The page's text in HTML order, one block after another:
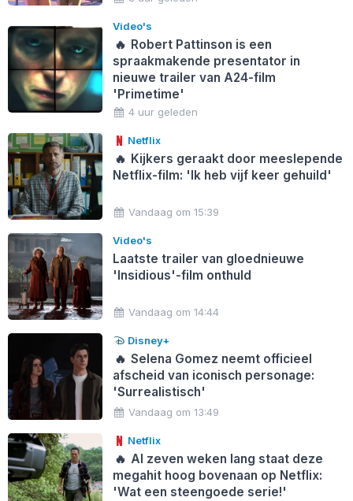
Video's
🔥 Robert Pattinson is een
spraakmakende presentator in
nieuwe trailer van A24-film
'Primetime'
4 uur geleden
Netflix
🔥 Kijkers geraakt door meeslepende
Netflix-film: 'Ik heb vijf keer gehuild'
Vandaag om 15:39
Video's
Laatste trailer van gloednieuwe
'Insidious'-film onthuld
Vandaag om 14:44
Disney+
🔥 Selena Gomez neemt officieel
afscheid van iconisch personage:
'Surrealistisch'
Vandaag om 13:49
Netflix
🔥 Al zeven weken lang staat deze
megahit hoog bovenaan op Netflix:
'Wat een steengoede serie!'